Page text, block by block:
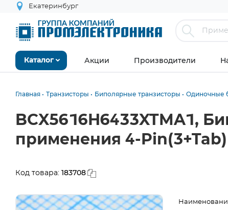
Екатеринбург
Каталог Акции Производители
Главная Транзисторы Биполярные транзисторы Одиночные
BCX5616H6433XTMA1,
применения 4-Pin(3+Tab)
Код товара: 183708